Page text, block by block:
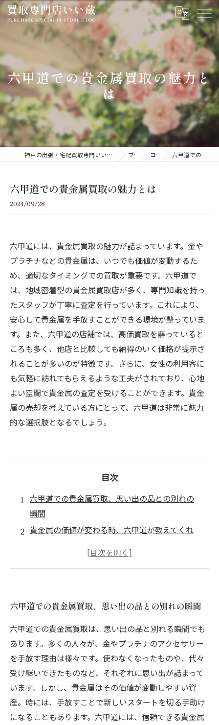
六甲道での貴金属買取の魅力と
は
神戸の出張・宅配買取専門いい蔵｜腕時計・金・貴金属・ジュエリーを高価買取 ブログ コラム 六甲道での貴金属買取の魅力とは
六甲道での貴金属買取の魅力とは
2024/09/28
六甲道には、貴金属買取の魅力が詰まっています。金や
プラチナなどの貴金属は、いつでも価値が変動するた
め、適切なタイミングでの買取が重要です。六甲道で
は、地域密着型の貴金属買取店が多く、専門知識を持っ
たスタッフが丁寧に査定を行っています。これにより、
安心して貴金属を手放すことができる環境が整っていま
す。また、六甲道の店舗では、高価買取を謳っていると
ころも多く、他店と比較しても納得のいく価格が提示さ
れることが多いのが特徴です。さらに、女性の利用客に
も気軽に訪れてもらえるような工夫がされており、心地
よい空間で貴金属の査定を受けることができます。貴金
属の売却を考えている方にとって、六甲道は非常に魅力
的な選択肢となるでしょう。
目次
六甲道での貴金属買取、思い出の品との別れの
瞬間
貴金属の価値が変わる時、六甲道が教えてくれ
信頼の貴金属査定、地域密着型のお店の魅力と
感
女性にも優しい空間、六甲道で特別な体験を！
六甲道での貴金属買取を通じた新たな出発
貴金属売却のすゝめ、六甲道が選ばれる理由
六甲道での貴金属買取、思い出の品との別れの瞬間
六甲道での貴金属買取は、思い出の品と別れる瞬間でも
あります。多くの人々が、金やプラチナのアクセサリー
を手放す理由は様々です。使わなくなったものや、代々
受け継いできたものなど、それぞれに思い出が詰まって
います。しかし、貴金属はその価値が変動しやすい資
産。時には、手放すことで新しいスタートを切る手助け
になることもあります。六甲道には、信頼できる貴金属